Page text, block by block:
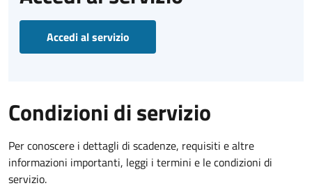
Accedi al servizio
Condizioni di servizio
Per conoscere i dettagli di scadenze, requisiti e altre
informazioni importanti, leggi i termini e le condizioni di
servizio.